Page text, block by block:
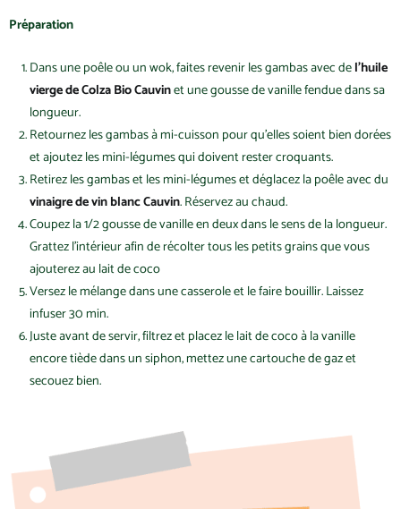
Préparation
Dans une poêle ou un wok, faites revenir les gambas avec del’huile
vierge de Colza Bio Cauvinet une gousse de vanille fendue dans sa
longueur.
Retournez les gambas à mi-cuisson pour qu’elles soient bien dorées
et ajoutez les mini-légumes qui doivent rester croquants.
Retirez les gambas et les mini-légumes et déglacez la poêle avec du
vinaigre de vin blanc Cauvin. Réservez au chaud.
Coupez la 1/2 gousse de vanille en deux dans le sens de la longueur.
Grattez l’intérieur afin de récolter tous les petits grains que vous
ajouterez au lait de coco
Versez le mélange dans une casserole et le faire bouillir. Laissez
infuser 30 min.
Juste avant de servir, filtrez et placez le lait de coco à la vanille
encore tiède dans un siphon, mettez une cartouche de gaz et
secouez bien.